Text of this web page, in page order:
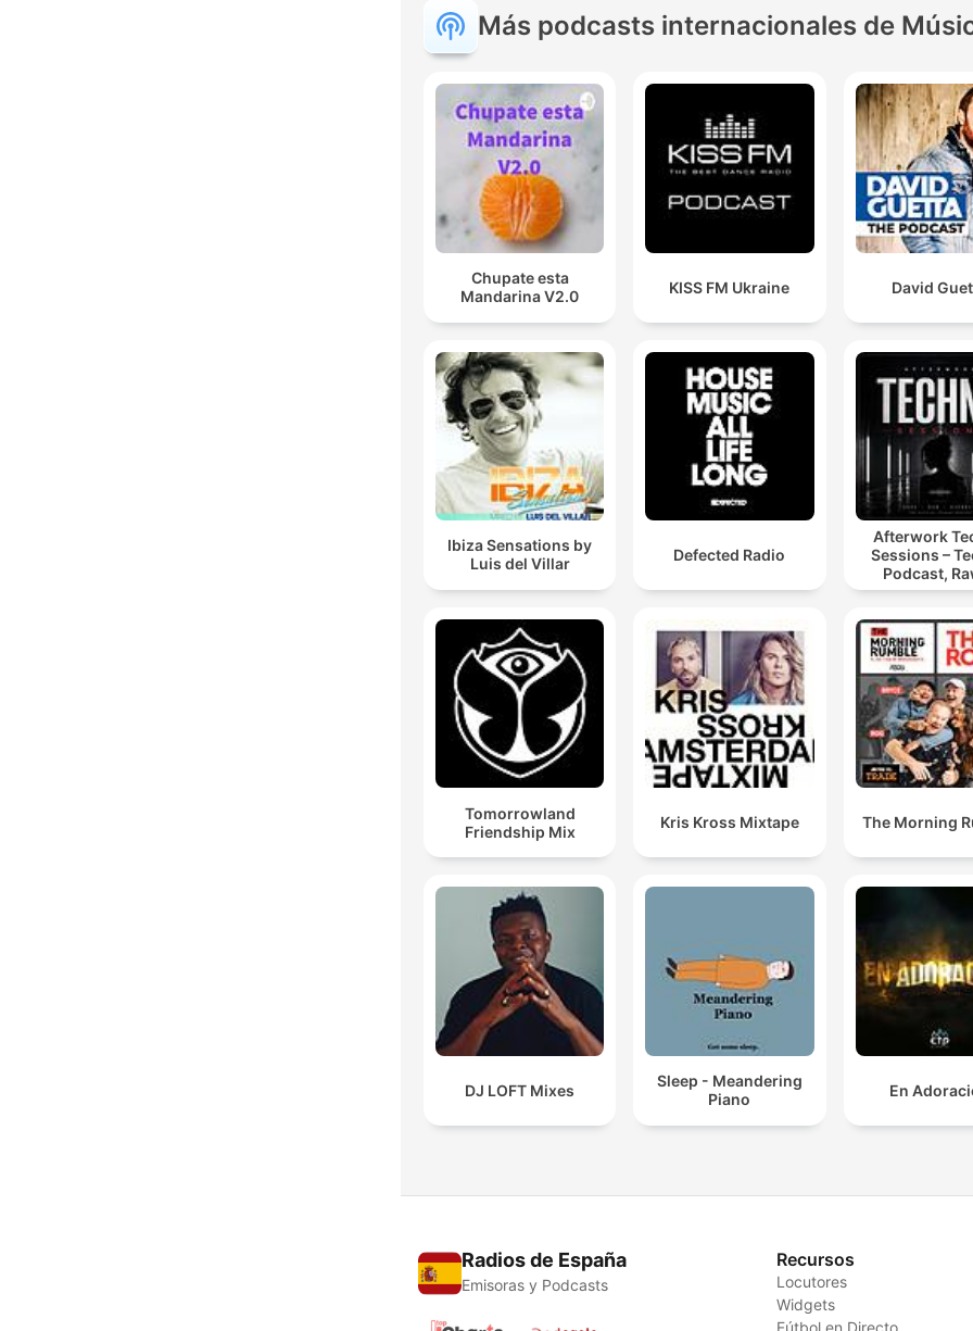
Más podcasts internacionales de
Chupate esta
Mandarina V2.0
KISS FM Ukraine David
Ibiza Sensations by
Luis del Villar
Defected Radio
Afterwork
Sessions –
Podcast,
Hypnotic
Tomorrowland
Friendship Mix
Kris Kross Mixtape The Morning
DJ LOFT Mixes
Sleep - Meandering
Piano
En
Radios de España
Emisoras y Podcasts
Recursos
Locutores
Widgets
Fútbol en Directo